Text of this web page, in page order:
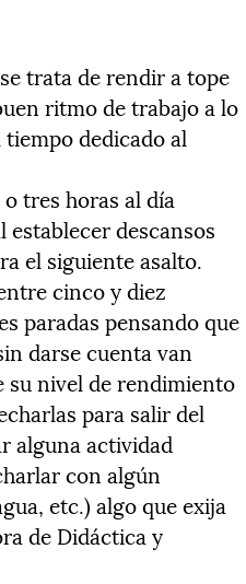
trata de rendir a tope
ritmo de trabajo a lo
dedicado al
tres horas al día
descansos
el siguiente asalto.
cinco y diez
paradas pensando que
darse cuenta van
su nivel de rendimiento
para salir del
alguna actividad
con algún
etc.) algo que exija
de Didáctica y